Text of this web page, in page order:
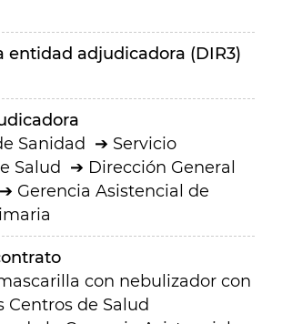
entidad adjudicadora (DIR3)
Sanidad
Servicio
Salud
Dirección General
Gerencia Asistencial de
con nebulizador con
Centros de Salud